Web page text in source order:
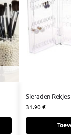
Sieraden Rekjes
31.90€